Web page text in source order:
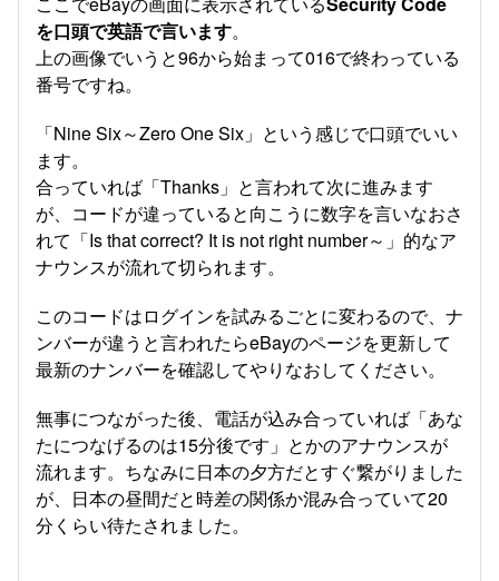
を口頭で英語で言います。
上の画像でいうと96から始まって016で終わっている
番号ですね。
「Nine Six～Zero One Six」という感じで口頭でいい
ます。
合っていれば「Thanks」と言われて次に進みます
が、コードが違っていると向こうに数字を言いなおさ
れて「Is that correct? It is not right number～」的なア
ナウンスが流れて切られます。
このコードはログインを試みるごとに変わるので、ナ
ンバーが違うと言われたらeBayのページを更新して
最新のナンバーを確認してやりなおしてください。
無事につながった後、電話が込み合っていれば「あな
たにつなげるのは15分後です」とかのアナウンスが
流れます。ちなみに日本の夕方だとすぐ繋がりました
が、日本の昼間だと時差の関係か混み合っていて20
分くらい待たされました。